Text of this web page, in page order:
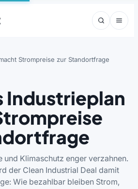
Strompreise zur Standortfrage
Industrieplan
und Klimaschutz enger verzahnen.
der Clean Industrial Deal damit
Wie bezahlbar bleiben Strom,